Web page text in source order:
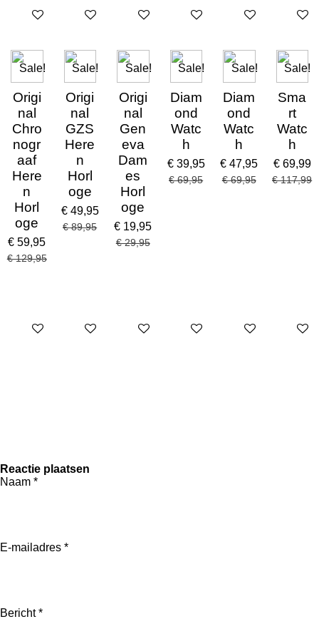
Uitverkocht In winkelwagenIn winkelwagenIn winkelwagenIn winkelwagen
In
Sale!
Origi
nal
Chro
nogr
aaf
Here
n
Horl
oge
€ 59,95
€ 129,95
In winkelwagen
Sale!
Origi
nal
GZS
Here
n
Horl
oge
€ 49,95
€ 89,95
In winkelwagen
Sale!
Origi
nal
Gen
eva
Dam
es
Horl
oge
€ 19,95
€ 29,95
In winkelwagen
Sale!
Diam
ond
Watc
h
€ 39,95
€ 69,95
In winkelwagen
Sale!
Diam
ond
Watc
h
€ 47,95
€ 69,95
In winkelwagen
Sale!
Sma
rt
Watc
h
€ 69,99
€ 117,99
In
Reactie plaatsen
Naam *
E-mailadres *
Bericht *